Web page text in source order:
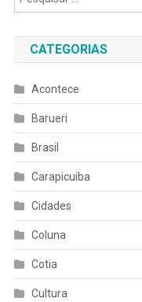
CATEGORIAS
Acontece
Barueri
Brasil
Carapicuiba
Cidades
Coluna
Cotia
Cultura